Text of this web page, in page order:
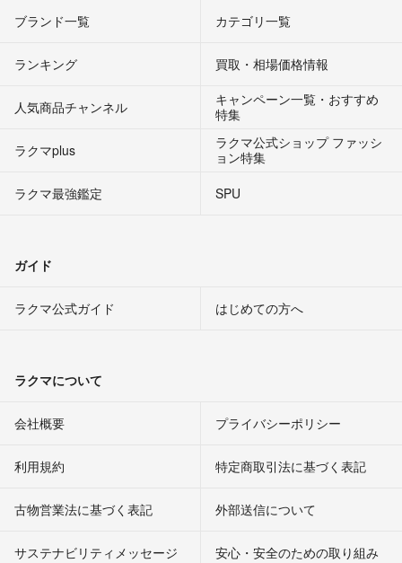
ブランド一覧 カテゴリ一覧
ランキング 買取・相場価格情報
人気商品チャンネル
キャンペーン一覧・おすすめ
特集
ラクマplus
ラクマ公式ショップ ファッシ
ョン特集
ラクマ最強鑑定
SPU
ガイド
ラクマ公式ガイド はじめての方へ
ラクマについて
会社概要 プライバシーポリシー
利用規約 特定商取引法に基づく表記
古物営業法に基づく表記 外部送信について
サステナビリティメッセージ 安心・安全のための取り組み